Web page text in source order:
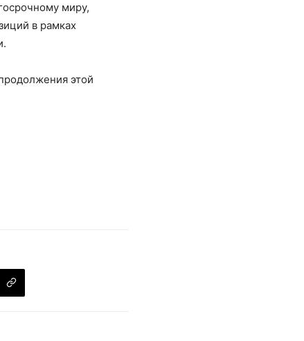
миру,
в рамках
этой